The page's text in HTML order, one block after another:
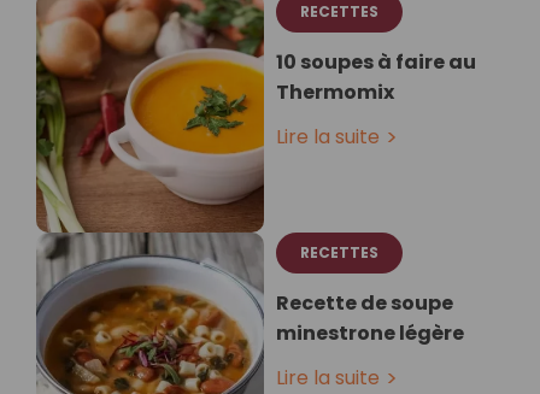
RECETTES
10 soupes à faire au
Thermomix
Lire la suite
RECETTES
Recette de soupe
minestrone légère
Lire la suite